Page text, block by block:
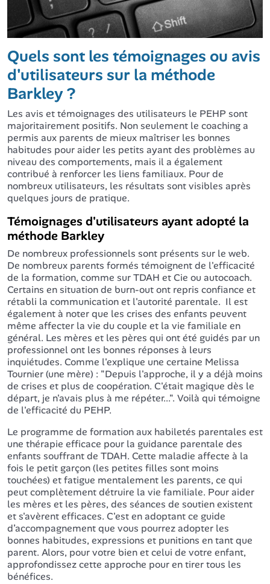
Quels sont les témoignages ou avis
d'utilisateurs sur la méthode
Barkley ?
Les avis et témoignages des utilisateurs le PEHP sont
majoritairement positifs. Non seulement le coaching a
permis aux parents de mieux maîtriser les bonnes
habitudes pour aider les petits ayant des problèmes au
niveau des comportements, mais il a également
contribué à renforcer les liens familiaux. Pour de
nombreux utilisateurs, les résultats sont visibles après
quelques jours de pratique.
Témoignages d'utilisateurs ayant adopté la
méthode Barkley
De nombreux professionnels sont présents sur le web.
De nombreux parents formés témoignent de l'efficacité
de la formation, comme sur TDAH et Cie ou autocoach.
Certains en situation de burn-out ont repris confiance et
rétabli la communication et l'autorité parentale. Il est
également à noter que les crises des enfants peuvent
même affecter la vie du couple et la vie familiale en
général. Les mères et les pères qui ont été guidés par un
professionnel ont les bonnes réponses à leurs
inquiétudes. Comme l'explique une certaine Melissa
Tournier (une mère) : "Depuis l'approche, il y a déjà moins
de crises et plus de coopération. C'était magique dès le
départ, je n'avais plus à me répéter...". Voilà qui témoigne
de l'efficacité du PEHP.
Le programme de formation aux habiletés parentales est
une thérapie efficace pour la guidance parentale des
enfants souffrant de TDAH. Cette maladie affecte à la
fois le petit garçon (les petites filles sont moins
touchées) et fatigue mentalement les parents, ce qui
peut complètement détruire la vie familiale. Pour aider
les mères et les pères, des séances de soutien existent
et s'avèrent efficaces. C'est en adoptant ce guide
d’accompagnement que vous pourrez adopter les
bonnes habitudes, expressions et punitions en tant que
parent. Alors, pour votre bien et celui de votre enfant,
approfondissez cette approche pour en tirer tous les
bénéfices.